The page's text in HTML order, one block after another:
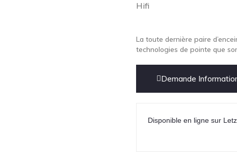
Hifi
La toute dernière paire
technologies de pointe que
Demande
Disponible en ligne sur